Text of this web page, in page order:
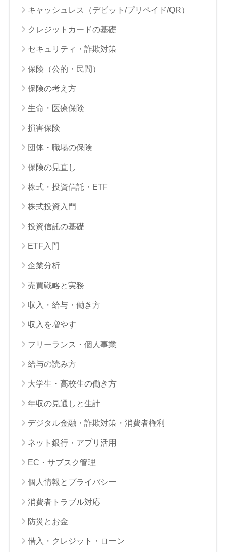
キャッシュレス（デビット/プリペイド/QR）
クレジットカードの基礎
セキュリティ・詐欺対策
保険（公的・民間）
保険の考え方
生命・医療保険
損害保険
団体・職場の保険
保険の見直し
株式・投資信託・ETF
株式投資入門
投資信託の基礎
ETF入門
企業分析
売買戦略と実務
収入・給与・働き方
収入を増やす
フリーランス・個人事業
給与の読み方
大学生・高校生の働き方
年収の見通しと生計
デジタル金融・詐欺対策・消費者権利
ネット銀行・アプリ活用
EC・サブスク管理
個人情報とプライバシー
消費者トラブル対応
防災とお金
借入・クレジット・ローン